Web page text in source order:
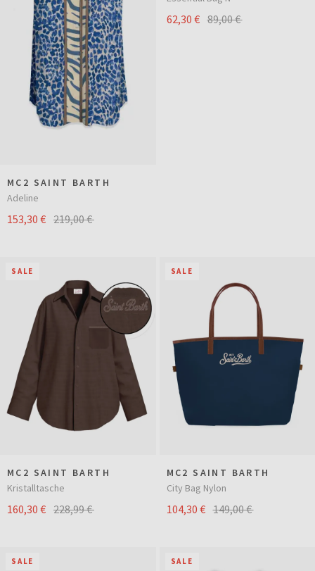
MC2 SAINT BARTH
Adeline
153,30 € 219,00 €
62,30 € 89,00 €
SALE
MC2 SAINT BARTH
Kristalltasche
160,30 € 228,99 €
SALE
MC2 SAINT BARTH
City Bag Nylon
104,30 € 149,00 €
SALE SALE